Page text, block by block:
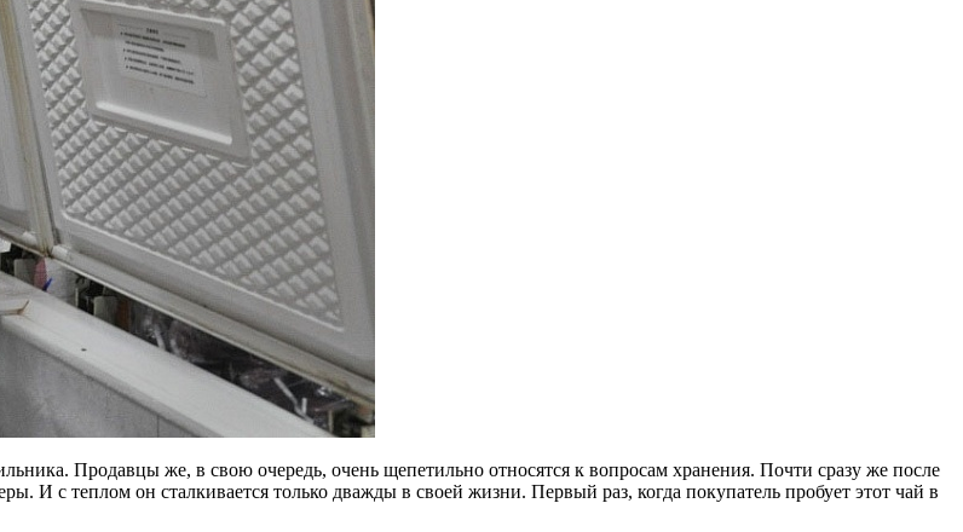
Продавцы же, в свою очередь, очень щепетильно относятся к вопросам хранения. Почти сразу же после
И с теплом он сталкивается только дважды в своей жизни. Первый раз, когда покупатель пробует этот чай в